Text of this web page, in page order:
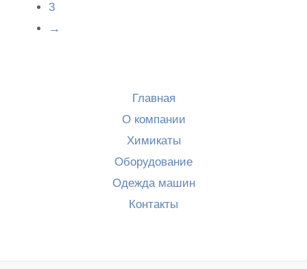
3
→
Главная
О компании
Химикаты
Оборудование
Одежда машин
Контакты